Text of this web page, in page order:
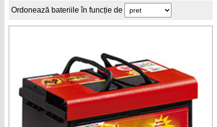
Ordonează bateriile în funcție de